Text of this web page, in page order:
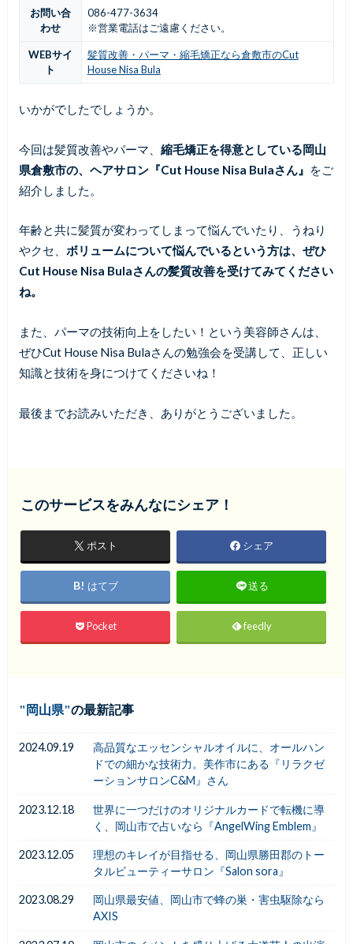
お問い合
わせ
086-477-3634
※営業電話はご遠慮ください。
WEBサイ
ト
髪質改善・パーマ・縮毛矯正なら倉敷市のCut
House Nisa Bula
いかがでしたでしょうか。
今回は髪質改善やパーマ、 縮毛矯正を得意としている岡山
県倉敷市の、ヘアサロン『Cut House Nisa Bulaさん』 をご
紹介しました。
年齢と共に髪質が変わってしまって悩んでいたり、うねり
やクセ、 ボリュームについて悩んでいるという方は、ぜひ
Cut House Nisa Bulaさんの髪質改善を受けてみてください
ね。
また、パーマの技術向上をしたい！という美容師さんは、
ぜひCut House Nisa Bulaさんの勉強会を受講して、正しい
知識と技術を身につけてくださいね！
最後までお読みいただき、ありがとうございました。
このサービスをみんなにシェア！
ポスト シェア
はてブ 送る
Pocket feedly
岡山県 の最新記事
2024.09.19
高品質なエッセンシャルオイルに、オールハン
ドでの細かな技術力。美作市にある『リラクゼ
ーションサロンC&M』さん
2023.12.18
世界に一つだけのオリジナルカードで転機に導
く、岡山市で占いなら『AngelWing Emblem』
2023.12.05
理想のキレイが目指せる、岡山県勝田郡のトー
タルビューティーサロン『Salon sora』
2023.08.29
岡山県最安値、岡山市で蜂の巣・害虫駆除なら
AXIS